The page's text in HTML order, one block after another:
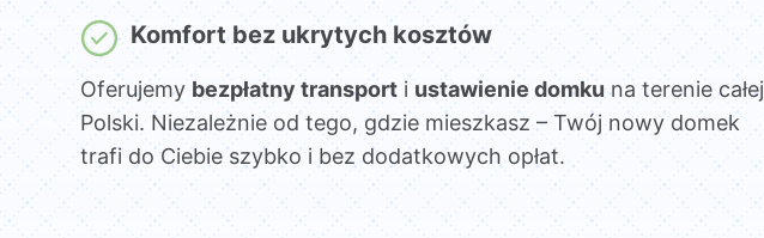
Komfort bez ukrytych kosztów
Oferujemy bezpłatny transport i ustawienie domku na terenie całej
Polski. Niezależnie od tego, gdzie mieszkasz – Twój nowy domek
trafi do Ciebie szybko i bez dodatkowych opłat.